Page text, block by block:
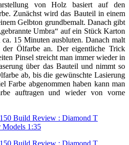
von Holz basiert auf den
Zunächst wird das Bauteil in einem
Gelbton grundbemalt. Danach gibt
Umbra“ auf ein Stück Karton
ca. 15 Minuten ausbluten. Danach malt
Ölfarbe an. Der eigentliche Trick
Pinsel streicht man immer wieder in
über das Bauteil und nimmt so
ab, bis die gewünschte Lasierung
Farbe abgenommen haben kann man
auftragen und wieder von vorne